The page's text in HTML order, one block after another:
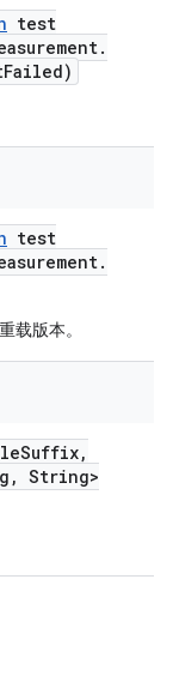
test
.
Failed)
test
.
载版本。
Suffix,
, String>